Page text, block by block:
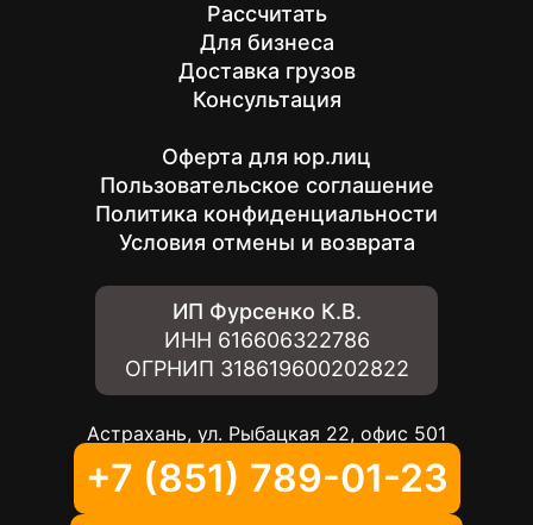
Рассчитать
Для бизнеса
Доставка грузов
Консультация
Оферта для юр.лиц
Пользовательское соглашение
Политика конфиденциальности
Условия отмены и возврата
ИП Фурсенко К.В.
ИНН 616606322786
ОГРНИП 318619600202822
Астрахань, ул. Рыбацкая 22, офис 501
+7 (851) 789-01-23